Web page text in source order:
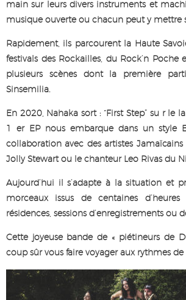
main sur leurs divers instruments et
musique ouverte ou chacun peut y mettre
Rapidement, ils parcourent la Haute
festivals des Rockailles, du Rock’n Poche
plusieurs scènes dont la première
Sinsemilia.
En 2020, Nahaka sort : “First Step” su r le
1 er EP nous embarque dans un style
collaboration avec des artistes
Jolly Stewart ou le chanteur Leo Rivas du
Aujourd’hui il s’adapte à la situation et
morceaux issus de centaines
résidences, sessions d’enregistrements ou
Cette joyeuse bande de « piétineurs de
coup sûr vous faire voyager aux rythmes de